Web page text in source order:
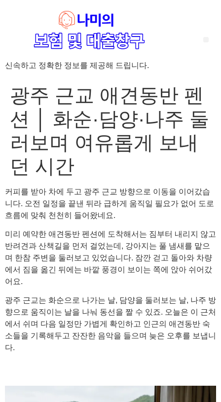
신속하고 정확한 정보를 제공해 드립니다.
광주 근교 애견동반 펜
션 │ 화순·담양·나주 둘
러보며 여유롭게 보내
던 시간
커피를 받아 차에 두고 광주 근교 방향으로 이동을 이어갔습
니다. 오전 일정을 끝낸 뒤라 급하게 움직일 필요가 없어 도로
흐름에 맞춰 천천히 들어왔네요.
미리 예약한 애견동반 펜션에 도착해서는 짐부터 내리지 않고
반려견과 산책길을 먼저 걸었는데, 강아지는 풀 냄새를 맡으
며 한참 주변을 둘러보고 있었습니다. 잠깐 걷고 돌아와 차량
에서 짐을 옮긴 뒤에는 바깥 풍경이 보이는 쪽에 앉아 쉬어갔
어요.
광주 근교는 화순으로 나가는 날, 담양을 둘러보는 날, 나주 방
향으로 움직이는 날을 나눠 동선을 짤 수 있죠. 오늘은 이 근처
에서 쉬며 다음 일정만 가볍게 확인하고 인근의 애견동반 숙
소들을 기록해두고 잔잔한 음악을 들으며 늦은 오후를 보냅니
다.